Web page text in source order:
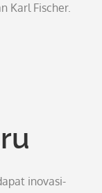
Karl Fischer.
inovasi-